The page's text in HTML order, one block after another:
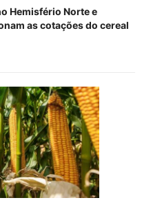
Hemisfério Norte e
as cotações do cereal